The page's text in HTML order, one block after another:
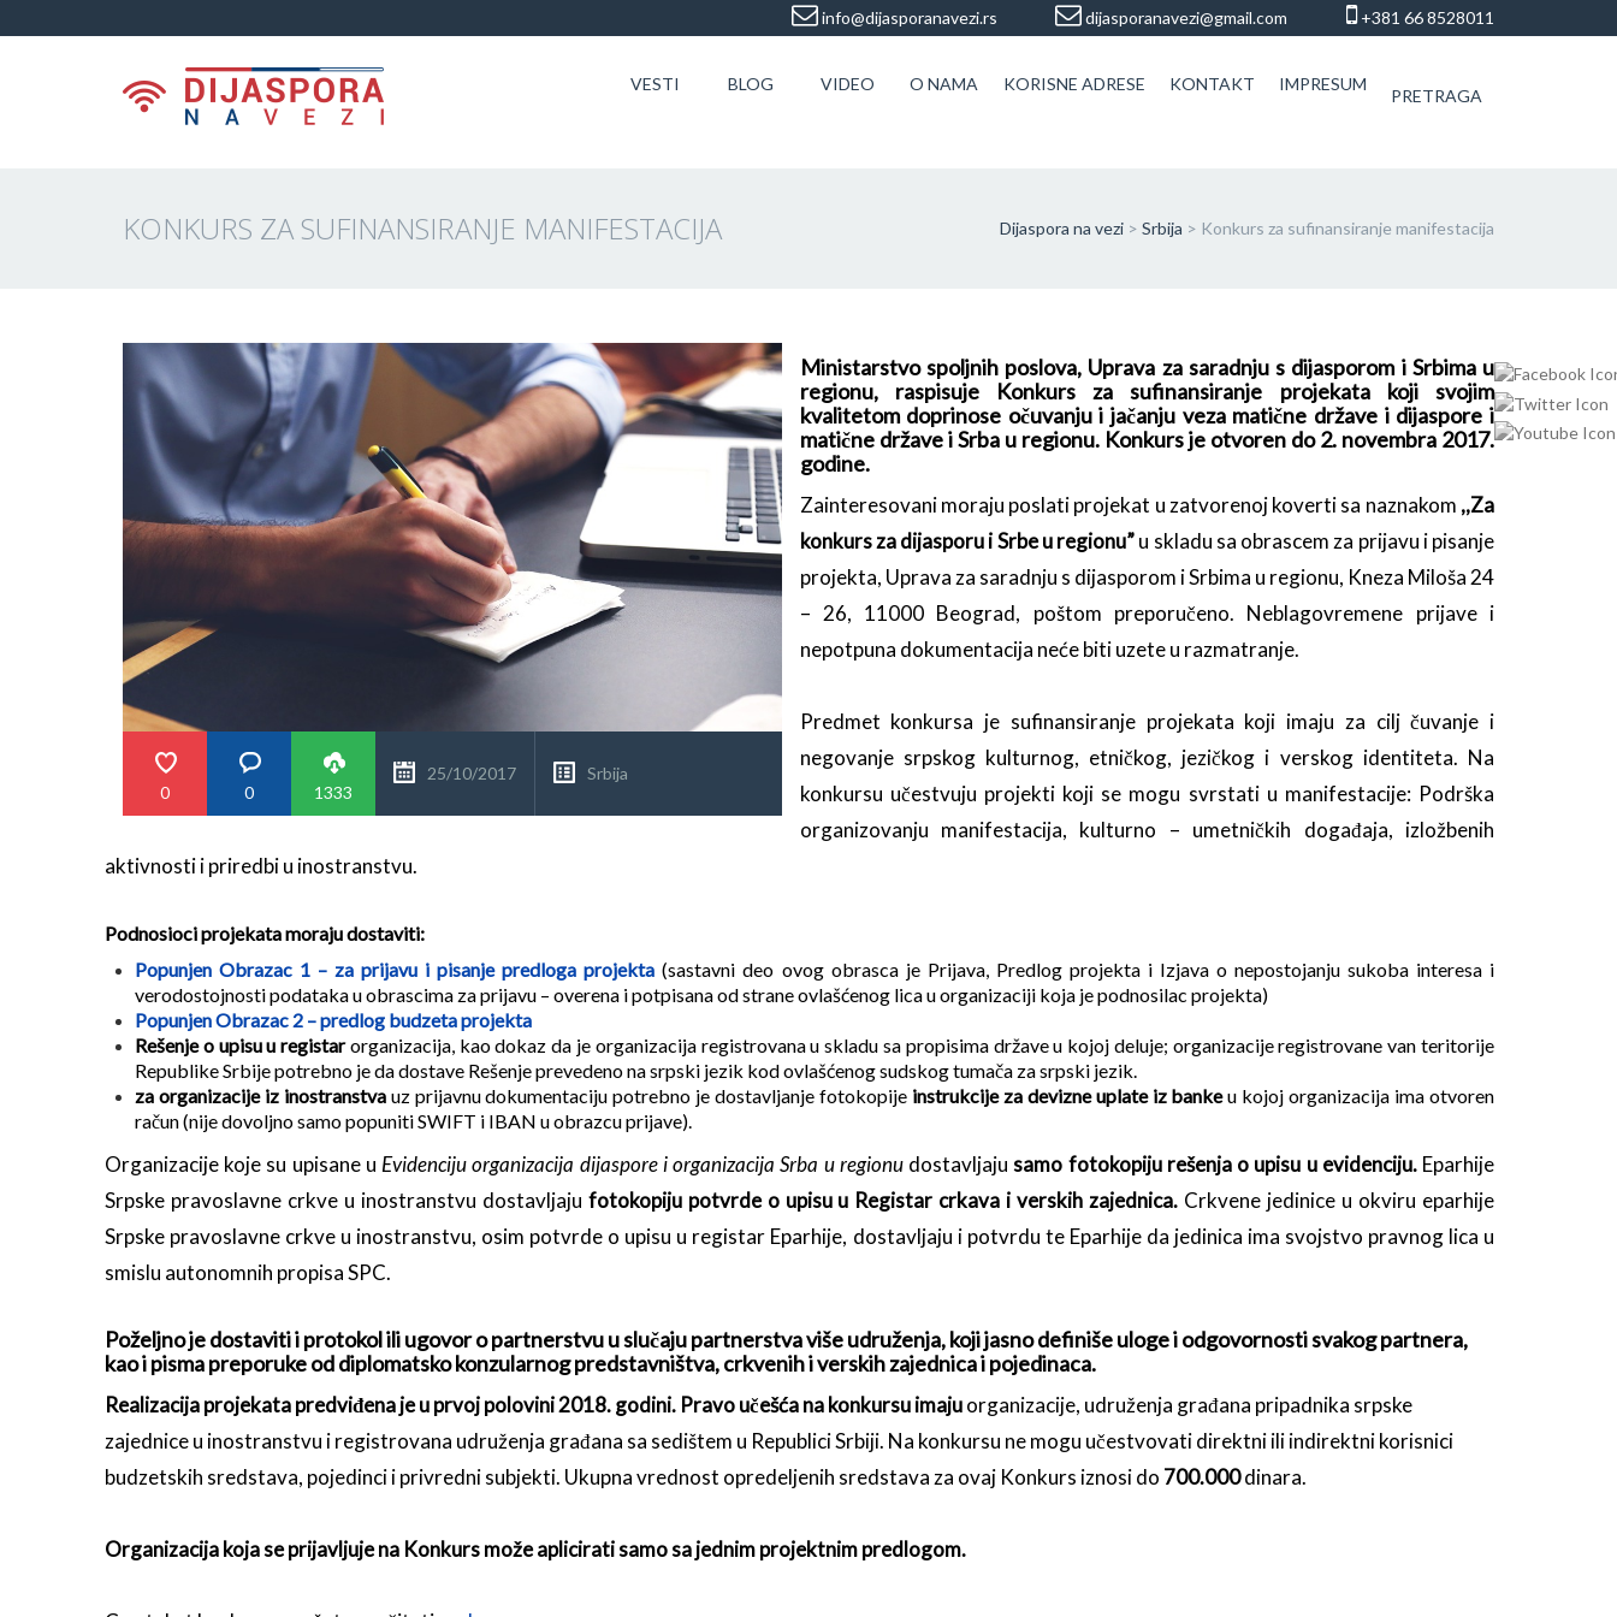
info@dijasporanavezi.rs dijasporanavezi@gmail.com +381 66 8528011
VESTI BLOG VIDEO O NAMA KORISNE ADRESE KONTAKT IMPRESUM
PRETRAGA
KONKURS ZA SUFINANSIRANJE MANIFESTACIJA Dijaspora na vezi > Srbija > Konkurs za sufinansiranje manifestacija
0 0 1333
25/10/2017 Srbija
Ministarstvo spoljnih poslova, Uprava za saradnju s dijasporom i Srbima u
regionu, raspisuje Konkurs za sufinansiranje projekata koji svojim
kvalitetom doprinose očuvanju i jačanju veza matične države i dijaspore i
matične države i Srba u regionu. Konkurs je otvoren do 2. novembra 2017.
godine.
Zainteresovani moraju poslati projekat u zatvorenoj koverti sa naznakom ,,Za
konkurs za dijasporu i Srbe u regionu”u skladu sa obrascem za prijavu i pisanje
projekta, Uprava za saradnju s dijasporom i Srbima u regionu, Kneza Miloša 24
– 26, 11000 Beograd, poštom preporučeno. Neblagovremene prijave i
nepotpuna dokumentacija neće biti uzete u razmatranje.
Predmet konkursa je sufinansiranje projekata koji imaju za cilj čuvanje i
negovanje srpskog kulturnog, etničkog, jezičkog i verskog identiteta. Na
konkursu učestvuju projekti koji se mogu svrstati u manifestacije: Podrška
organizovanju manifestacija, kulturno – umetničkih događaja, izložbenih
aktivnosti i priredbi u inostranstvu.
Podnosioci projekata moraju dostaviti:
Popunjen Obrazac 1 – za prijavu i pisanje predloga projekta (sastavni deo ovog obrasca je Prijava, Predlog projekta i Izjava o nepostojanju sukoba interesa i
verodostojnosti podataka u obrascima za prijavu – overena i potpisana od strane ovlašćenog lica u organizaciji koja je podnosilac projekta)
Popunjen Obrazac 2 – predlog budzeta projekta
Rešenje o upisu u registarorganizacija, kao dokaz da je organizacija registrovana u skladu sa propisima države u kojoj deluje; organizacije registrovane van teritorije
Republike Srbije potrebno je da dostave Rešenje prevedeno na srpski jezik kod ovlašćenog sudskog tumača za srpski jezik.
za organizacije iz inostranstvauz prijavnu dokumentaciju potrebno je dostavljanje fotokopije instrukcije za devizne uplate iz bankeu kojoj organizacija ima otvoren
račun (nije dovoljno samo popuniti SWIFT i IBAN u obrazcu prijave).
Organizacije koje su upisane u Evidenciju organizacija dijaspore i organizacija Srba u regionudostavljajusamo fotokopiju rešenja o upisu u evidenciju.Eparhije
Srpske pravoslavne crkve u inostranstvu dostavljaju fotokopiju potvrde o upisu u Registar crkava i verskih zajednica. Crkvene jedinice u okviru eparhije
Srpske pravoslavne crkve u inostranstvu, osim potvrde o upisu u registar Eparhije, dostavljaju i potvrdu te Eparhije da jedinica ima svojstvo pravnog lica u
smislu autonomnih propisa SPC.
Poželjno je dostaviti i protokol ili ugovor o partnerstvu u slučaju partnerstva više udruženja, koji jasno definiše uloge i odgovornosti svakog partnera,
kao i pisma preporuke od diplomatsko konzularnog predstavništva, crkvenih i verskih zajednica i pojedinaca.
Realizacija projekata predviđena je u prvoj polovini 2018. godini. Pravo učešća na konkursu imajuorganizacije, udruženja građana pripadnika srpske
zajednice u inostranstvu i registrovana udruženja građana sa sedištem u Republici Srbiji. Na konkursu ne mogu učestvovati direktni ili indirektni korisnici
budzetskih sredstava, pojedinci i privredni subjekti. Ukupna vrednost opredeljenih sredstava za ovaj Konkurs iznosi do 700.000dinara.
Organizacija koja se prijavljuje na Konkurs može aplicirati samo sa jednim projektnim predlogom.